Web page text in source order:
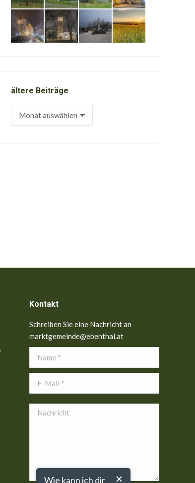
ältere Beiträge
Kontakt
Schreiben Sie eine Nachricht an
marktgemeinde@ebenthal.at
Nachricht
Wie kann ich dir